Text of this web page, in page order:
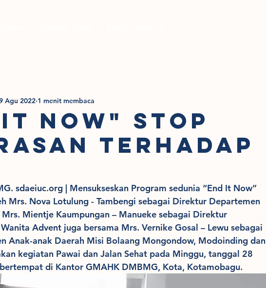
NOW" STOP
TERHADAP
Agu 2022 1 menit membaca
sdaeiuc.org | Mensukseskan Program sedunia “End It Now”
Mrs. Nova Lotulung - Tambengi sebagai Direktur Departemen
Mientje Kaumpungan – Manueke sebagai Direktur
Advent juga bersama Mrs. Vernike Gosal – Lewu sebagai
Anak-anak Daerah Misi Bolaang Mongondow, Modoinding dan
kegiatan Pawai dan Jalan Sehat pada Minggu, tanggal 28
di Kantor GMAHK DMBMG, Kota, Kotamobagu.